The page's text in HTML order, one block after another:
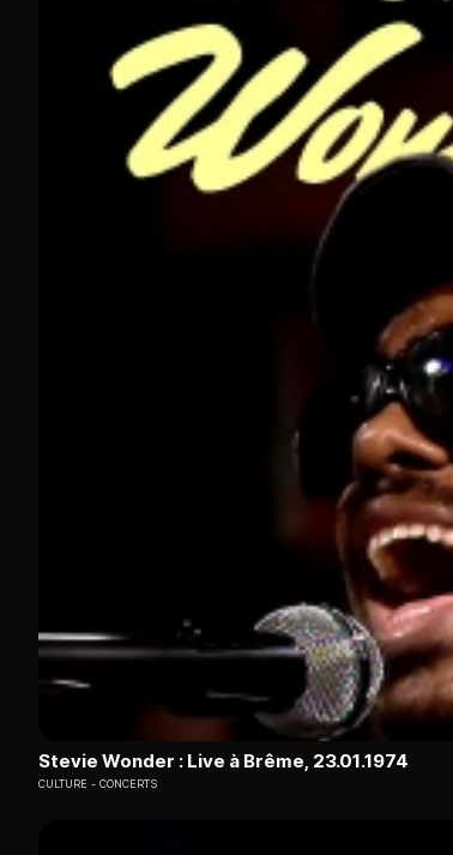
Stevie Wonder : Live à Brême, 23.01.1974
CULTURE CONCERTS